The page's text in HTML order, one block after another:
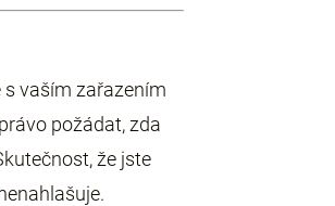
s vaším zařazením
požádat, zda
že jste